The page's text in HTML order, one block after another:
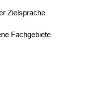
Zielsprache.
Fachgebiete.